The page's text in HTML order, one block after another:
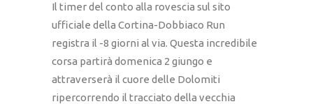
Il timer del conto alla rovescia sul sito
ufficiale della Cortina-Dobbiaco Run
registra il -8 giorni al via. Questa incredibile
corsa partirà domenica 2 giungo e
attraverserà il cuore delle Dolomiti
ripercorrendo il tracciato della vecchia